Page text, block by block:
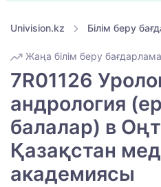
Univision.kz Білім беру
Жаңа білім беру
7R01126
андрология
балалар) в
Қазақстан
академиясы